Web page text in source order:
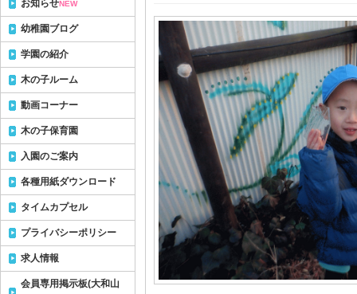
お知らせNEW
幼稚園ブログ
学園の紹介
木の子ルーム
動画コーナー
木の子保育園
入園のご案内
各種用紙ダウンロード
タイムカプセル
プライバシーポリシー
求人情報
会員専用掲示板(大和山